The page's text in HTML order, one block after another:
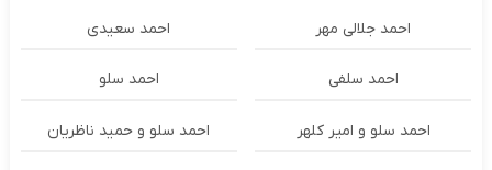
احمد جلالی مهر احمد سعیدی
احمد سلفی احمد سلو
احمد سلو و امیر کلهر احمد سلو و حمید ناظریان